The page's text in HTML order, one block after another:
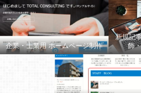
企業・士業用 ホームページ制作
新規記
飾